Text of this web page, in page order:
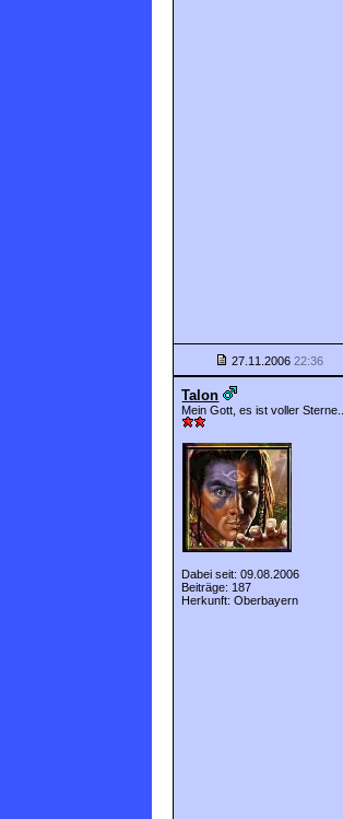
27.11.200622:36
Talon
Mein Gott, es ist voller Sterne...
Dabei seit: 09.08.2006
Beiträge: 187
Herkunft: Oberbayern